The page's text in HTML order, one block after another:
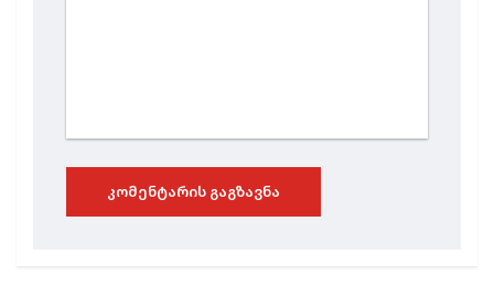
ᲙᲝᲛᲔᲜᲢᲐᲠᲘᲡ ᲒᲐᲒᲖᲐᲕᲜᲐ